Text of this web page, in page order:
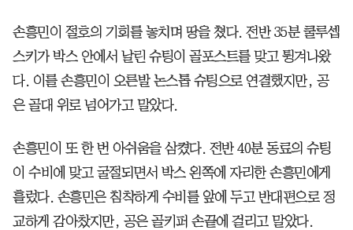
손흥민이 절호의 기회를 놓치며 땅을 쳤다. 전반 35분 쿨루셉
스키가 박스 안에서 날린 슈팅이 골포스트를 맞고 튕겨나왔
다. 이를 손흥민이 오른발 논스톱 슈팅으로 연결했지만, 공
은 골대 위로 넘어가고 말았다.
손흥민이 또 한 번 아쉬움을 삼켰다. 전반 40분 동료의 슈팅
이 수비에 맞고 굴절되면서 박스 왼쪽에 자리한 손흥민에게
흘렀다. 손흥민은 침착하게 수비를 앞에 두고 반대편으로 정
교하게 감아찼지만, 공은 골키퍼 손끝에 걸리고 말았다.